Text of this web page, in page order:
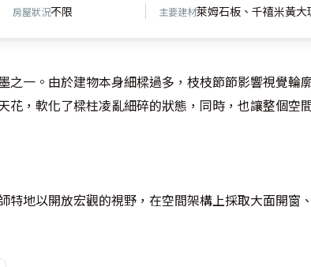
房屋狀況不限 主要建材萊姆石板、千禧米黃
一。由於建物本身細樑過多，枝枝節節影響視覺輪
，軟化了樑柱凌亂細碎的狀態，同時，也讓整個空
地以開放宏觀的視野，在空間架構上採取大面開窗
吧台線條、鏤空踏板的梯體、大量的玻璃架構，則傳